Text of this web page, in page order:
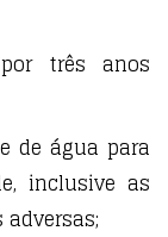
três anos
de água para
inclusive as